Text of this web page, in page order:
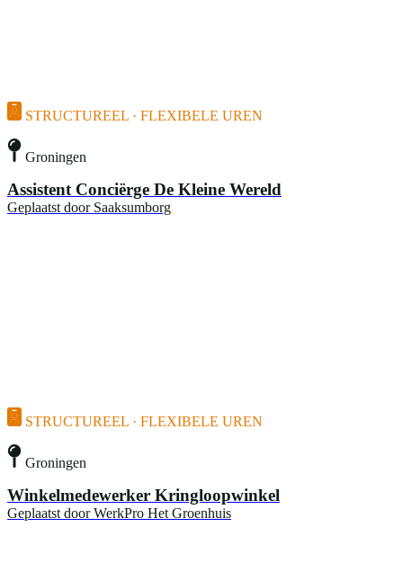
STRUCTUREEL · FLEXIBELE UREN
Groningen
Assistent Conciërge De Kleine Wereld
Geplaatst door Saaksumborg
STRUCTUREEL · FLEXIBELE UREN
Groningen
Winkelmedewerker Kringloopwinkel
Geplaatst door WerkPro Het Groenhuis